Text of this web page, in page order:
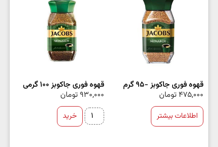
قهوه فوری جاکوبز -95 گرم
475,000 تومان
اطلاعات بیشتر
قهوه فوری جاکوبز 100 گرمی
930,000تومان
خرید